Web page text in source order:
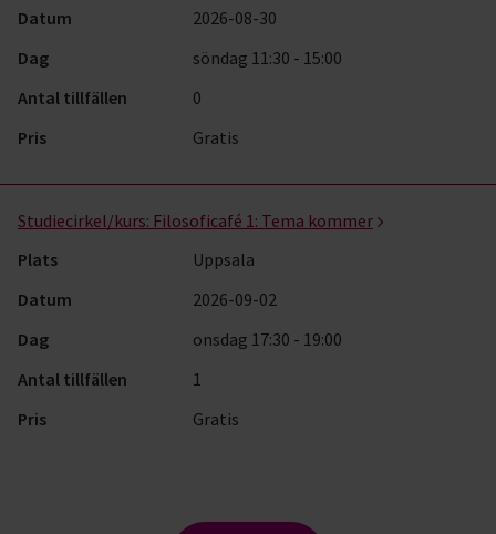
Datum
2026-08-30
Dag
söndag 11:30 - 15:00
Antal tillfällen
0
Pris
Gratis
Studiecirkel/kurs: Filosoficafé 1: Tema kommer
Plats
Uppsala
Datum
2026-09-02
Dag
onsdag 17:30 - 19:00
Antal tillfällen
1
Pris
Gratis